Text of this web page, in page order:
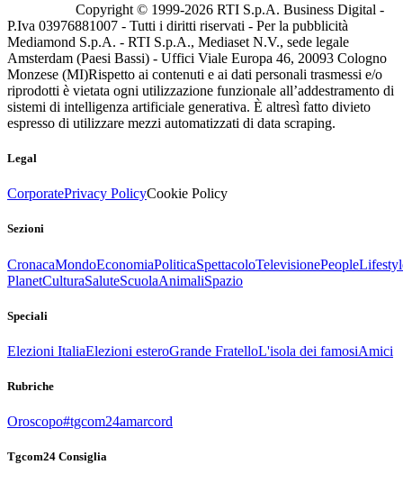
Copyright © 1999-2026 RTI S.p.A. Business Digital -
P.Iva 03976881007 - Tutti i diritti riservati - Per la pubblicità
Mediamond S.p.A. - RTI S.p.A., Mediaset N.V., sede legale
Amsterdam (Paesi Bassi) - Uffici Viale Europa 46, 20093 Cologno
Monzese (MI)Rispetto ai contenuti e ai dati personali trasmessi e/o
riprodotti è vietata ogni utilizzazione funzionale all’addestramento di
sistemi di intelligenza artificiale generativa. È altresì fatto divieto
espresso di utilizzare mezzi automatizzati di data scraping.
Legal
CorporatePrivacy PolicyCookie Policy
Sezioni
CronacaMondoEconomiaPoliticaSpettacoloTelevisionePeople
PlanetCulturaSaluteScuolaAnimaliSpazio
Speciali
Elezioni ItaliaElezioni esteroGrande FratelloL'isola dei famosiAmici
Rubriche
Oroscopo#tgcom24amarcord
Tgcom24 Consiglia